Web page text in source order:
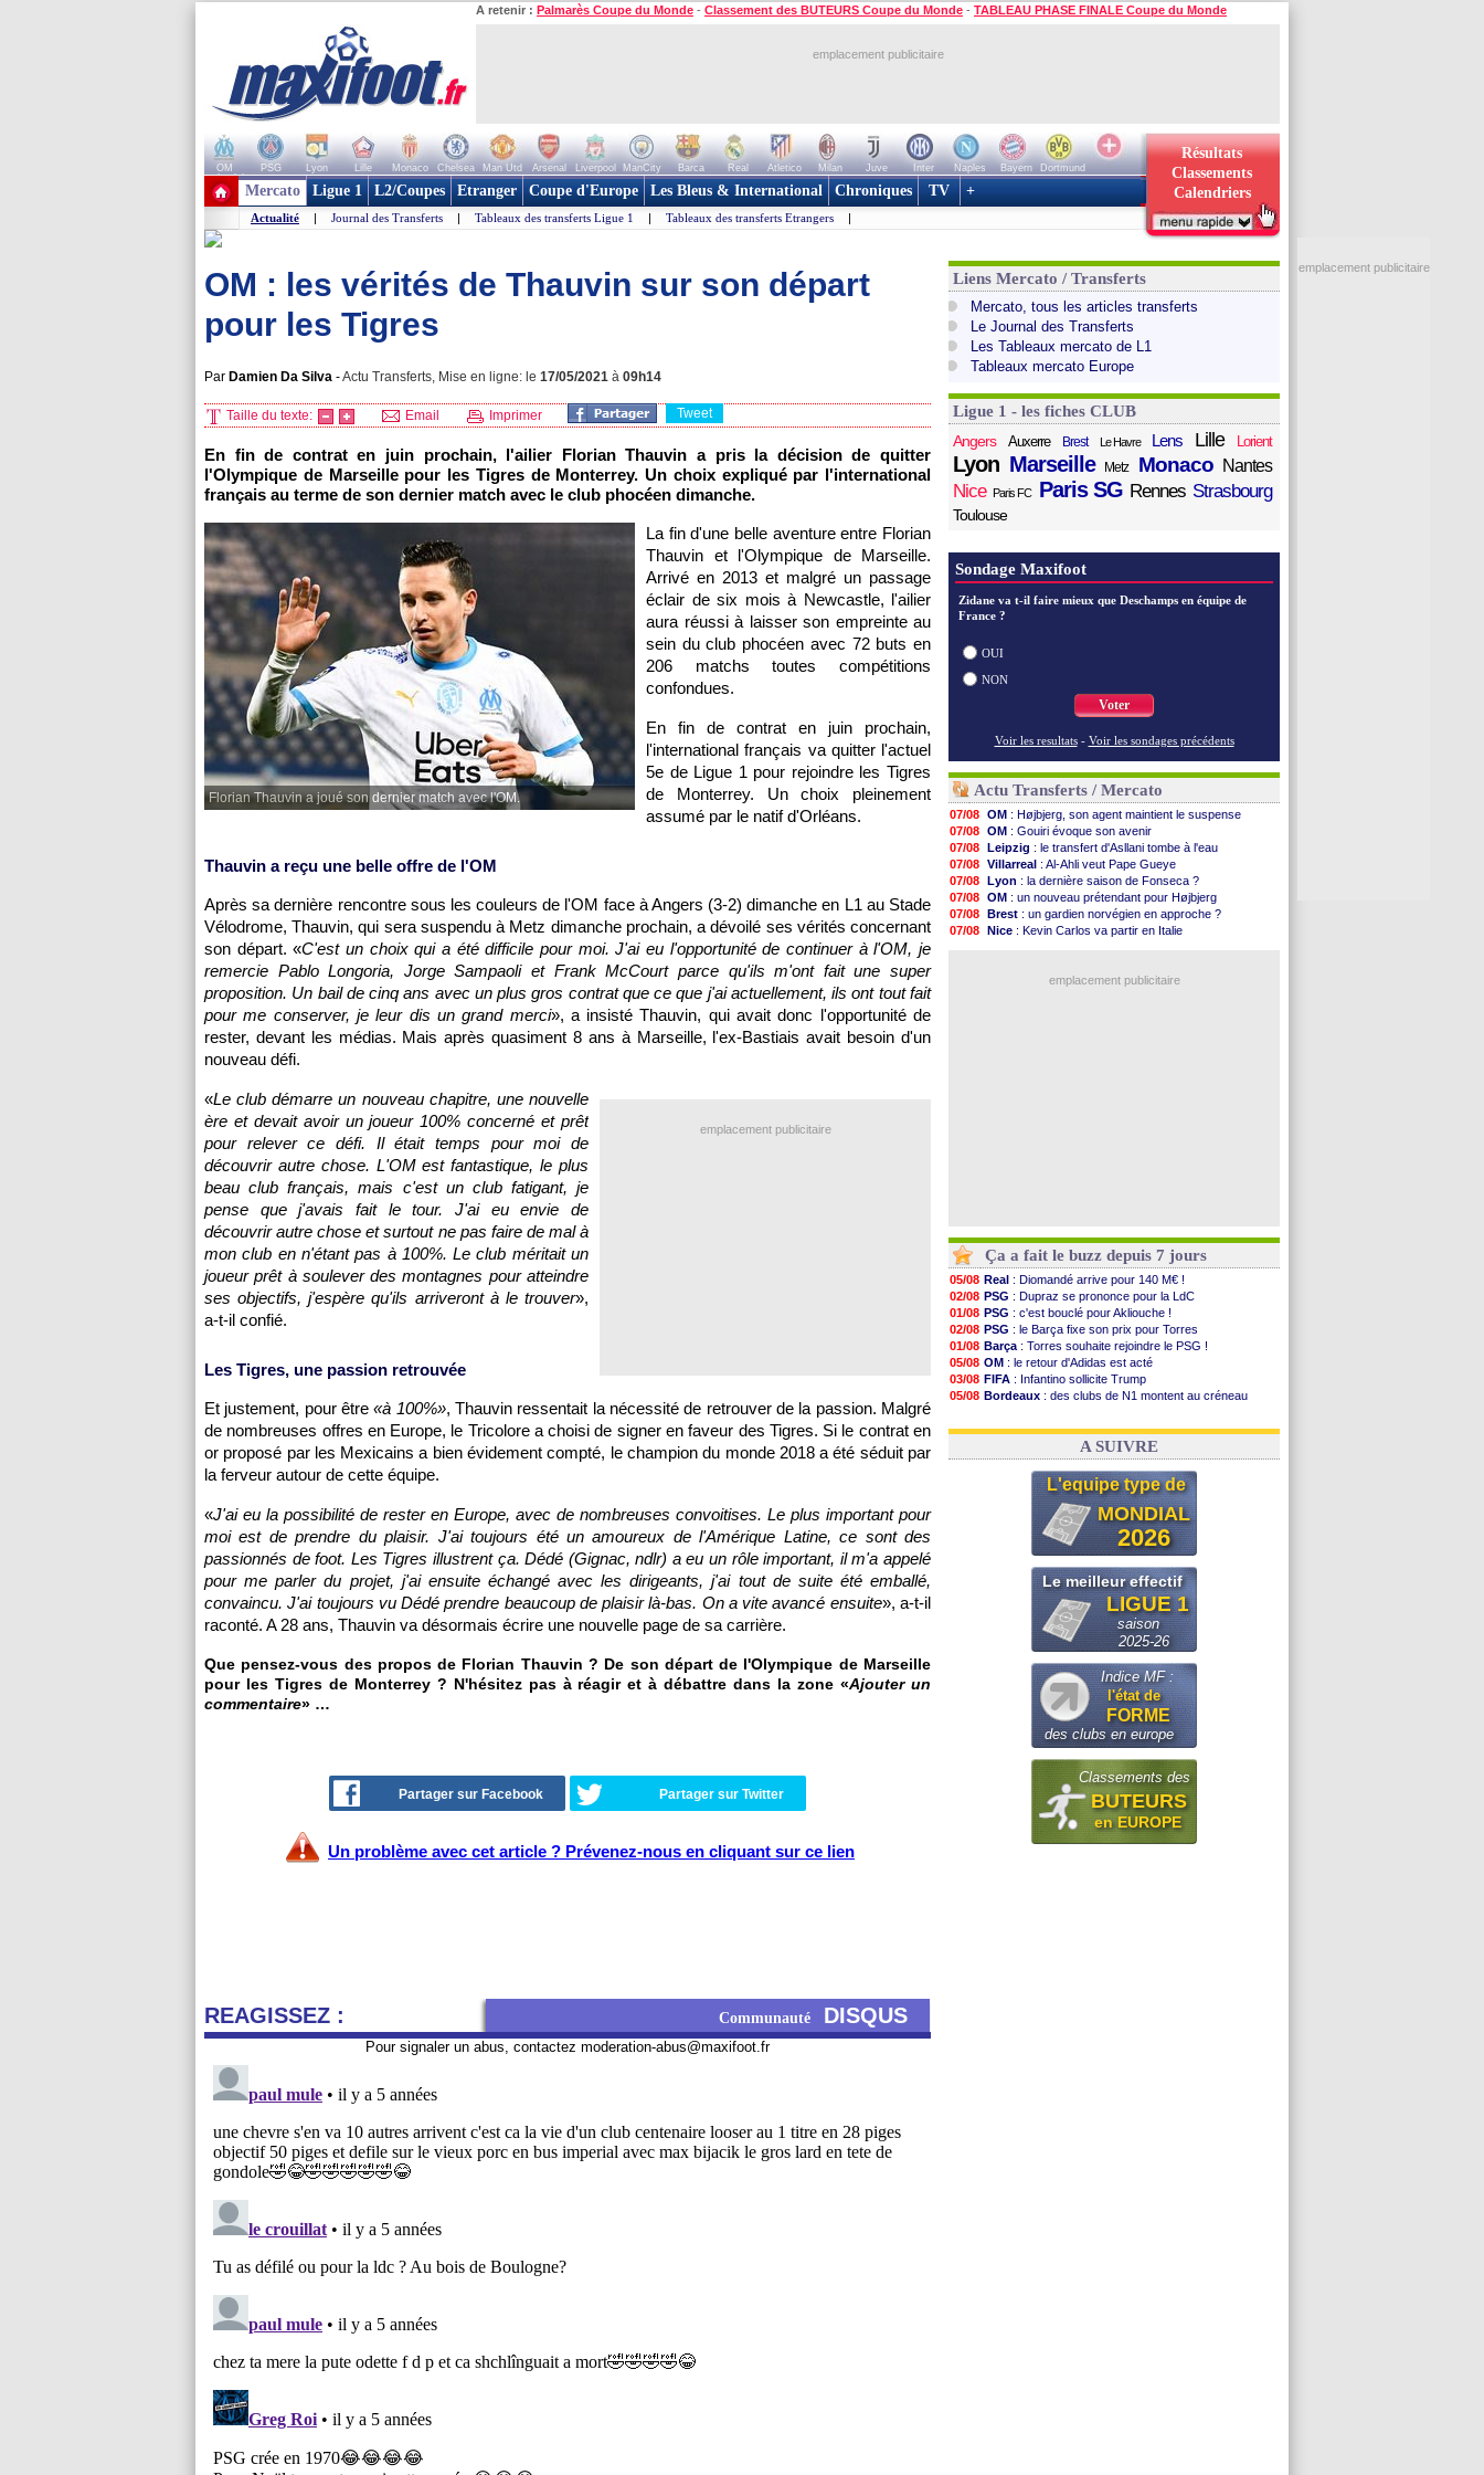
A retenir : Palmarès Coupe du Monde - Classement des BUTEURS Coupe du Monde - TABLEAU PHASE FINALE Coupe du Monde
emplacement publicitaire
OM PSG Lyon Lille Monaco Chelsea Man Utd Arsenal Liverpool ManCity Barca Real Atletico Milan Juve Inter Naples Bayern
Dortmund
+ de clubs
Résultats
Classements
Calendriers
Mercato Ligue 1 L2/Coupes Etranger Coupe d'Europe Les Bleus & International Chroniques TV +
Actualité | Journal des Transferts | Tableaux des transferts Ligue 1 | Tableaux des transferts Etrangers |
OM : les vérités de Thauvin sur son départ
pour les Tigres
Par Damien Da Silva -Actu Transferts, Mise en ligne: le 17/05/2021 à 09h14
Taille du texte: Email Imprimer Tweet
En fin de contrat en juin prochain, l'ailier Florian Thauvin a pris la décision de quitter
l'Olympique de Marseille pour les Tigres de Monterrey. Un choix expliqué par l'international
français au terme de son dernier match avec le club phocéen dimanche.
Florian Thauvin a joué son dernier match avec l'OM.
La fin d'une belle aventure entre Florian
Thauvin et l'Olympique de Marseille.
Arrivé en 2013 et malgré un passage
éclair de six mois à Newcastle, l'ailier
aura réussi à laisser son empreinte au
sein du club phocéen avec 72 buts en
206 matchs toutes compétitions
confondues.
En fin de contrat en juin prochain,
l'international français va quitter l'actuel
5e de Ligue 1 pour rejoindre les Tigres
de Monterrey. Un choix pleinement
assumé par le natif d'Orléans.
Thauvin a reçu une belle offre de l'OM
Après sa dernière rencontre sous les couleurs de l'OM face à Angers (3-2) dimanche en L1 au Stade
Vélodrome, Thauvin, qui sera suspendu à Metz dimanche prochain, a dévoilé ses vérités concernant
son départ. «C'est un choix qui a été difficile pour moi. J'ai eu l'opportunité de continuer à l'OM, je
remercie Pablo Longoria, Jorge Sampaoli et Frank McCourt parce qu'ils m'ont fait une super
proposition. Un bail de cinq ans avec un plus gros contrat que ce que j'ai actuellement, ils ont tout fait
pour me conserver, je leur dis un grand merci», a insisté Thauvin, qui avait donc l'opportunité de
rester, devant les médias. Mais après quasiment 8 ans à Marseille, l'ex-Bastiais avait besoin d'un
nouveau défi.
emplacement publicitaire
«Le club démarre un nouveau chapitre, une nouvelle
ère et devait avoir un joueur 100% concerné et prêt
pour relever ce défi. Il était temps pour moi de
découvrir autre chose. L'OM est fantastique, le plus
beau club français, mais c'est un club fatigant, je
pense que j'avais fait le tour. J'ai eu envie de
découvrir autre chose et surtout ne pas faire de mal à
mon club en n'étant pas à 100%. Le club méritait un
joueur prêt à soulever des montagnes pour atteindre
ses objectifs, j'espère qu'ils arriveront à le trouver»,
a-t-il confié.
Les Tigres, une passion retrouvée
Et justement, pour être«à 100%», Thauvin ressentait la nécessité de retrouver de la passion. Malgré
de nombreuses offres en Europe, le Tricolore a choisi de signer en faveur des Tigres. Si le contrat en
or proposé par les Mexicains a bien évidement compté, le champion du monde 2018 a été séduit par
la ferveur autour de cette équipe.
«J'ai eu la possibilité de rester en Europe, avec de nombreuses convoitises. Le plus important pour
moi est de prendre du plaisir. J'ai toujours été un amoureux de l'Amérique Latine, ce sont des
passionnés de foot. Les Tigres illustrent ça. Dédé (Gignac, ndlr) a eu un rôle important, il m'a appelé
pour me parler du projet, j'ai ensuite échangé avec les dirigeants, j'ai tout de suite été emballé,
convaincu. J'ai toujours vu Dédé prendre beaucoup de plaisir là-bas. On a vite avancé ensuite», a-t-il
raconté. A 28 ans, Thauvin va désormais écrire une nouvelle page de sa carrière.
Que pensez-vous des propos de Florian Thauvin ? De son départ de l'Olympique de Marseille
pour les Tigres de Monterrey ? N'hésitez pas à réagir et à débattre dans la zone «Ajouter un
commentaire» …
Partager sur Facebook Partager sur Twitter
Un problème avec cet article ? Prévenez-nous en cliquant sur ce lien
REAGISSEZ : Communauté DISQUS
Pour signaler un abus, contactez moderation-abus@maxifoot.fr
Liens Mercato / Transferts
Mercato, tous les articles transferts
Le Journal des Transferts
Les Tableaux mercato de L1
Tableaux mercato Europe
Ligue 1 - les fiches CLUB
Angers
Auxerre Brest Le Havre Lens Lille Lorient
Lyon Marseille Metz Monaco Nantes
Nice Paris FC Paris SG Rennes Strasbourg
Toulouse
Sondage Maxifoot
Zidane va t-il faire mieux que Deschamps en équipe de
France ?
OUI
NON
Voter
Voir les resultats - Voir les sondages précédents
Actu Transferts / Mercato
07/08 OM : Højbjerg, son agent maintient le suspense
07/08 OM : Gouiri évoque son avenir
07/08 Leipzig : le transfert d'Asllani tombe à l'eau
07/08 Villarreal : Al-Ahli veut Pape Gueye
07/08 Lyon : la dernière saison de Fonseca ?
07/08 OM : un nouveau prétendant pour Højbjerg
07/08 Brest : un gardien norvégien en approche ?
07/08 Nice : Kevin Carlos va partir en Italie
: Mangala prêté à Getafe (officiel)
emplacement publicitaire
Ça a fait le buzz depuis 7 jours
05/08 Real : Diomandé arrive pour 140 M€ !
02/08 PSG : Dupraz se prononce pour la LdC
01/08 PSG : c'est bouclé pour Akliouche !
02/08 PSG : le Barça fixe son prix pour Torres
01/08 Barça : Torres souhaite rejoindre le PSG !
05/08 OM : le retour d'Adidas est acté
03/08 FIFA : Infantino sollicite Trump
05/08 Bordeaux : des clubs de N1 montent au créneau
03/08 Real: le démenti de Leipzig pour Diomandé
A SUIVRE
L'equipe type de
MONDIAL
2026
Le meilleur effectif
LIGUE 1
saison
2025-26
Indice MF :
l'état de
FORME
des clubs en europe
Classements des
BUTEURS
en EUROPE
emplacement publicitaire